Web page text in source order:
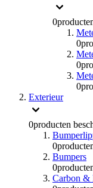
0
0
0
0
Exterieur
0producten
0
Bumpers
0
Carbon &